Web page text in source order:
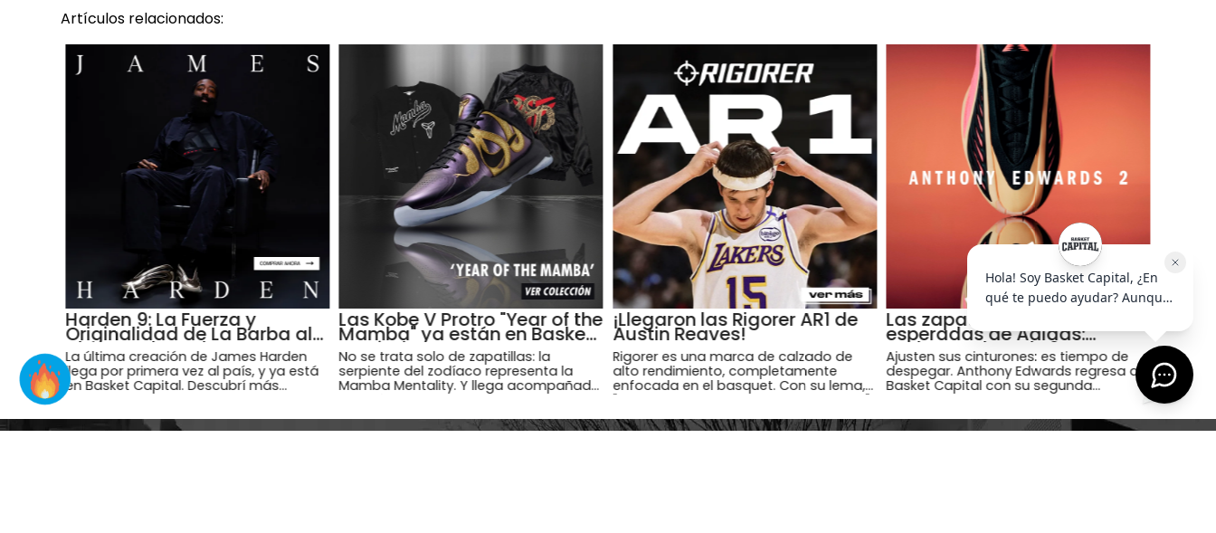
Artículos relacionados:
Harden 9: La Fuerza y
Originalidad de La Barba al
Alcance de Todos
La última creación de James Harden
llega por primera vez al país, y ya está
en Basket Capital. Descubrí más
detalles de estas zapatillas, que llevan
Las Kobe V Protro "Year of the
Mamba" ya están en Basket
Capital
No se trata solo de zapatillas: la
serpiente del zodíaco representa la
Mamba Mentality. Y llega acompañada
con cápsulas de indumentaria para
ganador.
¡Llegaron las Rigorer AR1 de
Austin Reaves!
Rigorer es una marca de calzado de
alto rendimiento, completamente
enfocada en el basquet. Con su lema,
"Where there is a court, there is Rigorer"
define su compromiso con la calidad y
Las zapatillas mas
esperadas de Adidas:
Anthony Edwards 2
Ajusten sus cinturones: es tiempo de
despegar. Anthony Edwards regresa a
Basket Capital con su segunda
zapatilla exclusiva, las Adidas AE2.